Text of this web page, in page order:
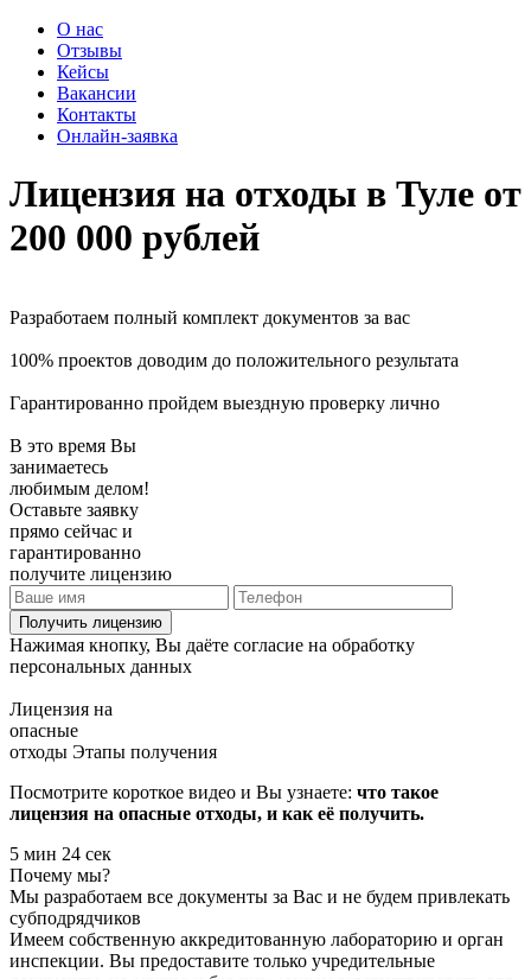
О нас
Отзывы
Кейсы
Вакансии
Контакты
Онлайн-заявка
Лицензия на отходы в Туле от
200 000 рублей
Разработаем полный комплект документов за вас
100% проектов доводим до положительного результата
Гарантированно пройдем выездную проверку лично
В это время Вы
занимаетесь
любимым делом!
Оставьте заявку
прямо сейчас и
гарантированно
получите лицензию
Получить лицензию
Нажимая кнопку, Вы даёте согласие на обработку
персональных данных
Лицензия на
опасные
отходы Этапы получения
Посмотрите короткое видео и Вы узнаете: что такое
лицензия на опасные отходы, и как её получить.
5 мин 24 сек
Почему мы?
Мы разработаем все документы за Вас и не будем привлекать
субподрядчиков
Имеем собственную аккредитованную лабораторию и орган
инспекции. Вы предоставите только учредительные